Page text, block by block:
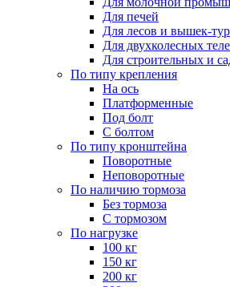
Для печей
Для лесов и вышек-тур
Для двухколесных
Для строительных и
По типу крепления
На ось
Платформенные
Под болт
С болтом
По типу кронштейна
Поворотные
Неповоротные
По наличию тормоза
Без тормоза
С тормозом
По нагрузке
100 кг
150 кг
200 кг